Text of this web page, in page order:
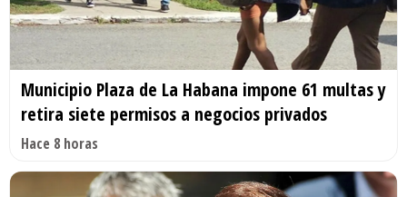
Municipio Plaza de La Habana impone 61 multas y
retira siete permisos a negocios privados
Hace 8 horas